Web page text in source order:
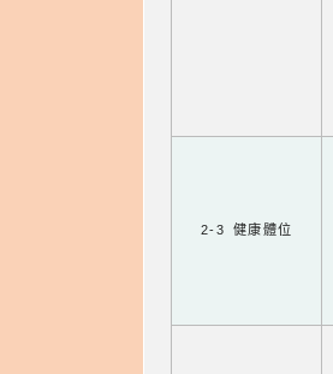
2-3 健康體位